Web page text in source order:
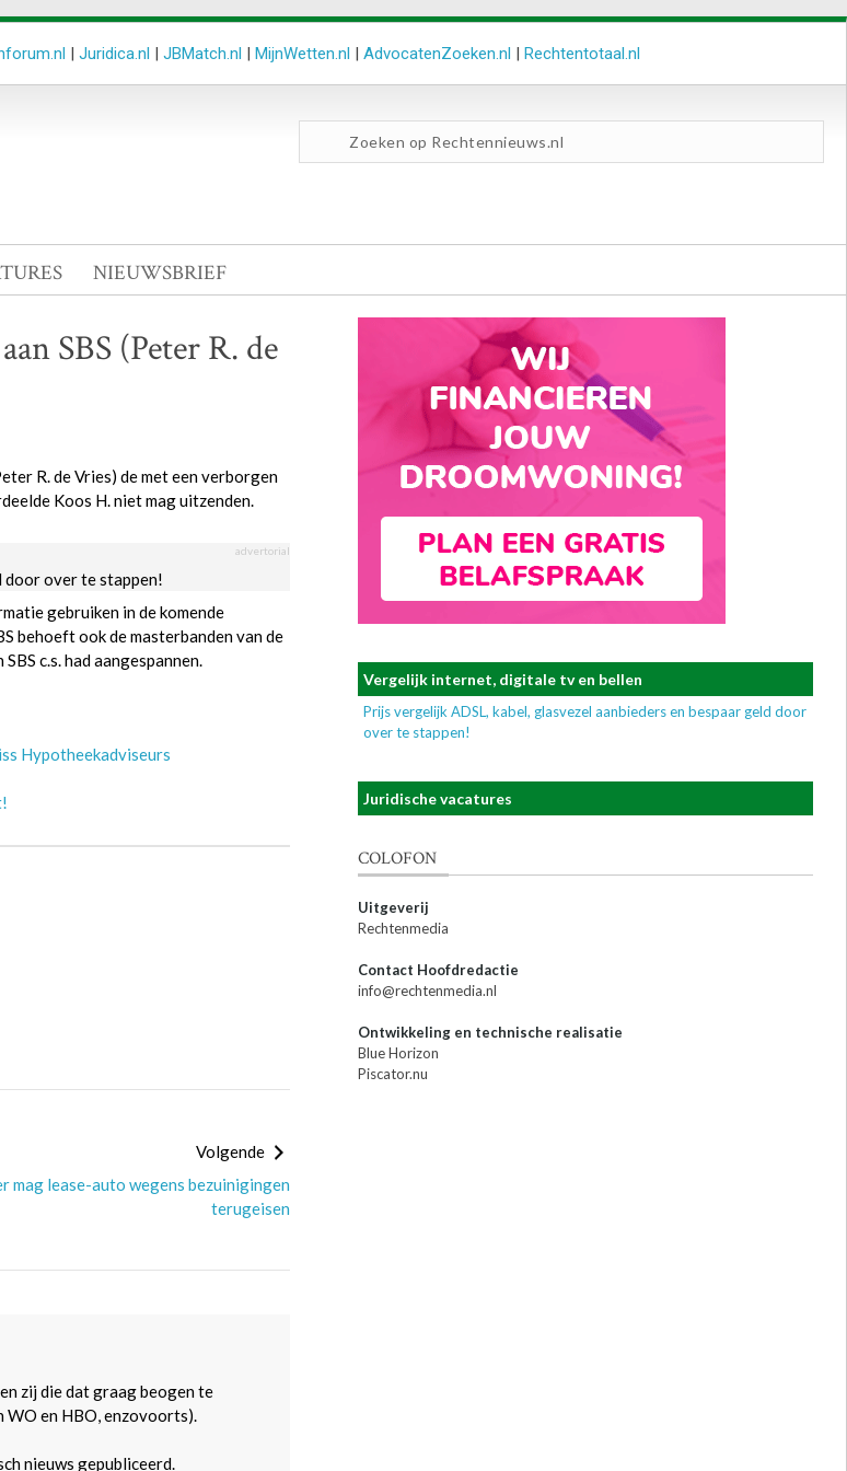
| Juridica.nl | JBMatch.nl | MijnWetten.nl | AdvocatenZoeken.nl | Rechtentotaal.nl
NIEUWSBRIEF
SBS (Peter R. de
R. de Vries) de met een verborgen
Koos H. niet mag uitzenden.
advertorial
door over te stappen!
gebruiken in de komende
behoeft ook de masterbanden van de
c.s. had aangespannen.
Hypotheekadviseurs
Volgende
mag lease-auto wegens bezuinigingen
terugeisen
zij die dat graag beogen te
en HBO, enzovoorts).
nieuws gepubliceerd.
Vergelijk internet, digitale tv en bellen
Prijs vergelijk ADSL, kabel, glasvezel aanbieders en bespaar geld door
over te stappen!
Juridische vacatures
COLOFON
Uitgeverij
Rechtenmedia
Contact Hoofdredactie
info@rechtenmedia.nl
Ontwikkeling en technische realisatie
Blue Horizon
Piscator.nu